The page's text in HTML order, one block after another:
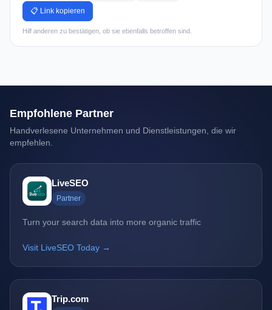
📋 Link kopieren
Hilf anderen zu bestätigen, ob sie ebenfalls betroffen sind.
Empfohlene Partner
Handverlesene Unternehmen und Dienstleistungen, die wir
empfehlen.
LiveSEO
Partner
Turn your search data into more organic traffic
Visit LiveSEO Today →
Trip.com